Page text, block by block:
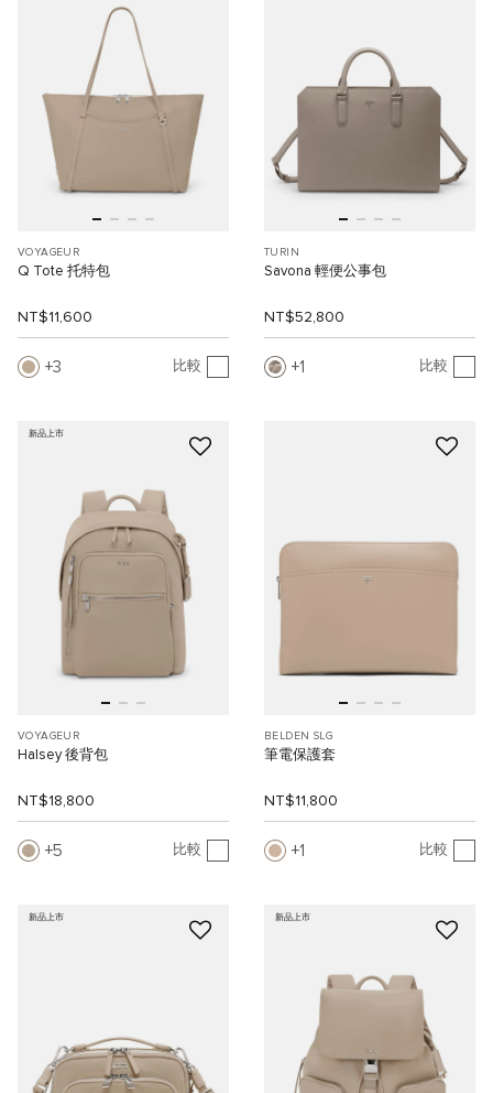
VOYAGEUR
Q Tote 托特包
NT$11,600
3 比較
TURIN
Savona 輕便公事包
NT$52,800
1 比較
新品上市
VOYAGEUR
Halsey 後背包
NT$18,800
5 比較
BELDEN SLG
筆電保護套
NT$11,800
1 比較
新品上市 新品上市